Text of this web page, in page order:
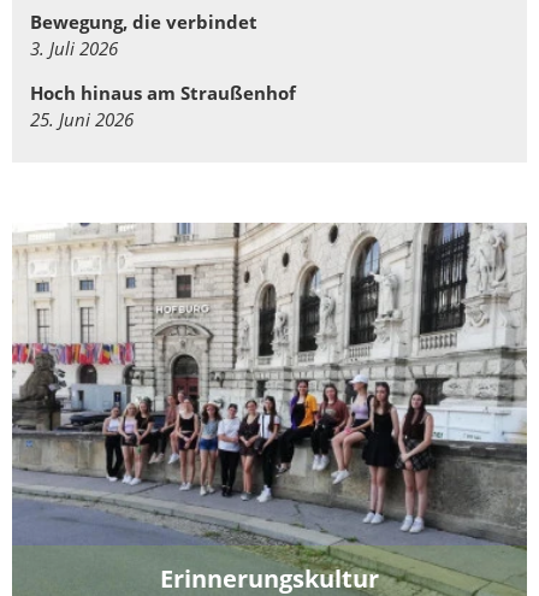
Bewegung, die verbindet
3. Juli 2026
Hoch hinaus am Straußenhof
25. Juni 2026
Erinnerungskultur